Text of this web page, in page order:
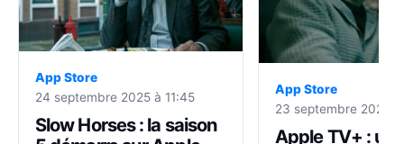
App Store
24 septembre 2025 à 11:45
Slow Horses : la saison
App Store
23 septembre 2025 à
Apple TV+ :